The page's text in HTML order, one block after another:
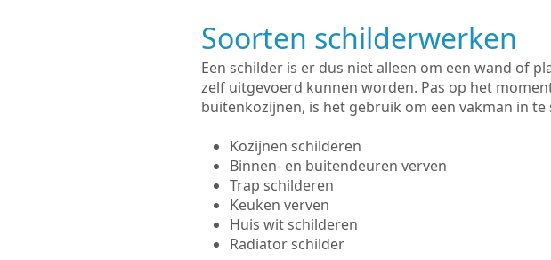
Soorten schilderwerken
Een schilder is er dus niet alleen om een wand of
zelf uitgevoerd kunnen worden. Pas op het
buitenkozijnen, is het gebruik om een vakman in te
Kozijnen schilderen
Binnen- en buitendeuren verven
Trap schilderen
Keuken verven
Huis wit schilderen
Radiator schilder